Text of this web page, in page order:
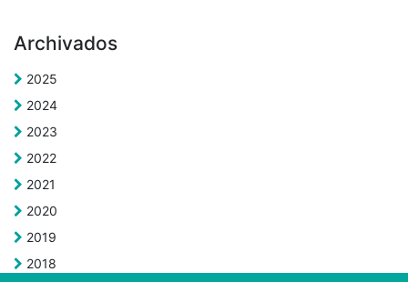
Archivados
2025
2024
2023
2022
2021
2020
2019
2018